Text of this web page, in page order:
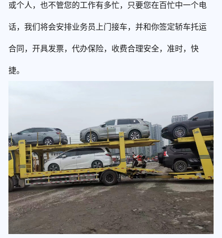
或个人，也不管您的工作有多忙，只要您在百忙中一个电
话，我们将会安排业务员上门接车，并和你签定轿车托运
合同，开具发票，代办保险，收费合理安全，准时，快
捷。